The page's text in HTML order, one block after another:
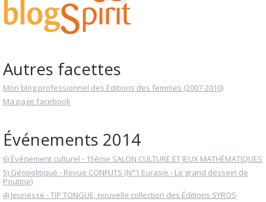
Autres facettes
Mon blog professionnel des Editions des femmes (2007-2010)
Ma page facebook
Événements 2014
6) Événement culturel - 15ème SALON CULTURE ET JEUX MATHÉMATIQUES
5) Géopolitique - Revue CONFLITS (N°1 Eurasie - Le grand dessein de
Poutine)
4) Jeunesse - TIP TONGUE, nouvelle collection des Éditions SYROS